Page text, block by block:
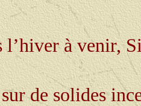
l’hiver à venir,
de solides